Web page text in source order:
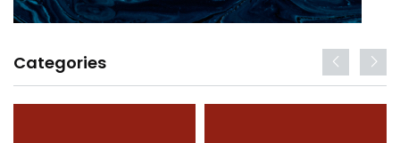
Categories